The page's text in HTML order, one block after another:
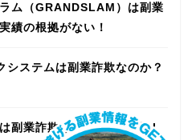
ム（GRANDSLAM）は副業
績の根拠がない！
ステムは副業詐欺なのか？
副業詐欺なのか？最先端AI